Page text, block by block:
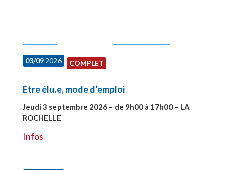
03/092026 COMPLET
Etre élu.e, mode d’emploi
Jeudi 3 septembre 2026 – de 9h00 à 17h00 – LA
ROCHELLE
Infos